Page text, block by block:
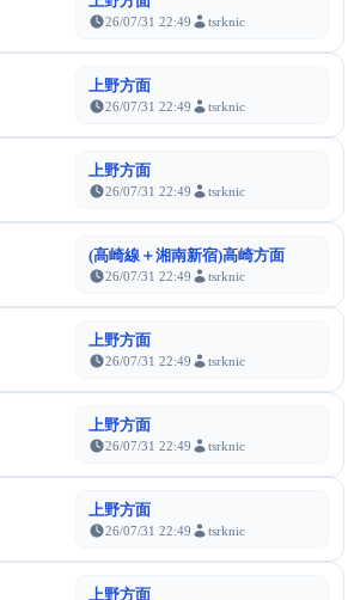
26/07/31 22:49 tsrknic
上野方面
26/07/31 22:49 tsrknic
上野方面
26/07/31 22:49 tsrknic
(高崎線＋湘南新宿)高崎方面
26/07/31 22:49 tsrknic
上野方面
26/07/31 22:49 tsrknic
上野方面
26/07/31 22:49 tsrknic
上野方面
26/07/31 22:49 tsrknic
上野方面